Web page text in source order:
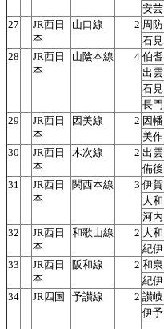
安芸
27
JR西日
本
山口線 2 周防
石見
28
JR西日
本
山陰本線 4 伯耆
出雲
石見
長門
29
JR西日
本
因美線 2 因幡
美作
30
JR西日
本
木次線 2 出雲
備後
31
JR西日
本
関西本線 3 伊賀
大和
河内
32
JR西日
本
和歌山線 2 大和
紀伊
33
JR西日
本
阪和線 2 和泉
紀伊
34
JR四国 予讃線 2 讃岐
伊予